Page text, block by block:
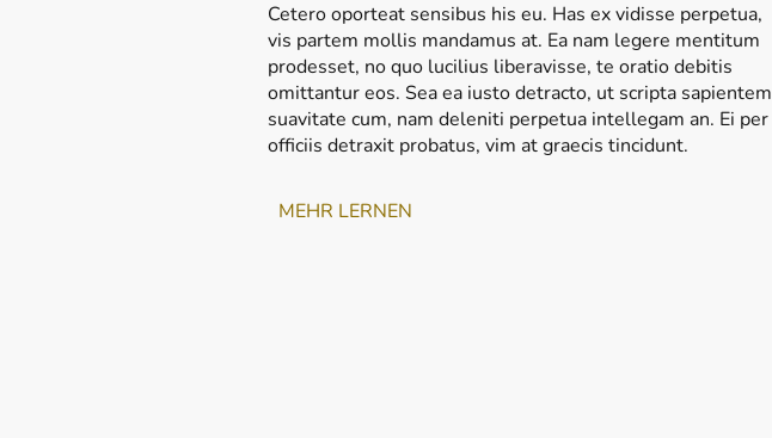
Cetero oporteat sensibus his eu. Has ex vidisse perpetua,
vis partem mollis mandamus at. Ea nam legere mentitum
prodesset, no quo lucilius liberavisse, te oratio debitis
omittantur eos. Sea ea iusto detracto, ut scripta sapientem
suavitate cum, nam deleniti perpetua intellegam an. Ei per
officiis detraxit probatus, vim at graecis tincidunt.
MEHR LERNEN